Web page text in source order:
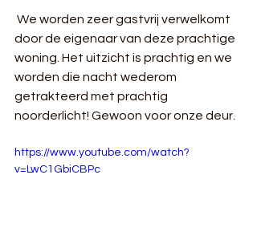
door de eigenaar van deze prachtige
woning. Het uitzicht is prachtig en we
worden die nacht wederom
getrakteerd met prachtig
noorderlicht! Gewoon voor onze deur.
https://www.youtube.com/watch?
v=LwC1GbiCBPc